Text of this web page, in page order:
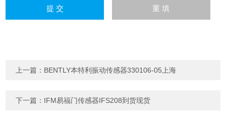
上一篇： BENTLY本特利振动传感器330106-05上海
下一篇： IFM易福门传感器IFS208到货现货